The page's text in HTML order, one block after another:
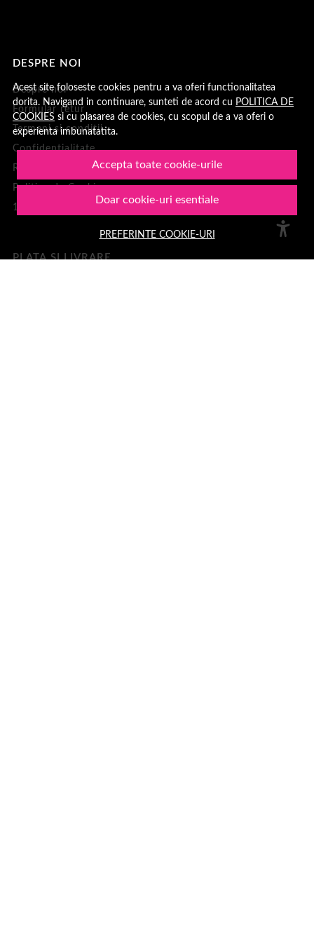
Acest site foloseste cookies pentru a va oferi functionalitatea
dorita. Navigand in continuare, sunteti de acord cu POLITICA DE
COOKIES si cu plasarea de cookies, cu scopul de a va oferi o
experienta imbunatatita.
Accepta toate cookie-urile
Doar cookie-uri esentiale
PREFERINTE COOKIE-URI
DESPRE NOI
Despre noi
Formular retur
Termeni si conditii
Confidentialitate
Recenzii clienți
Politica de Cookies
1001Cosmetice
PLATA SI LIVRARE